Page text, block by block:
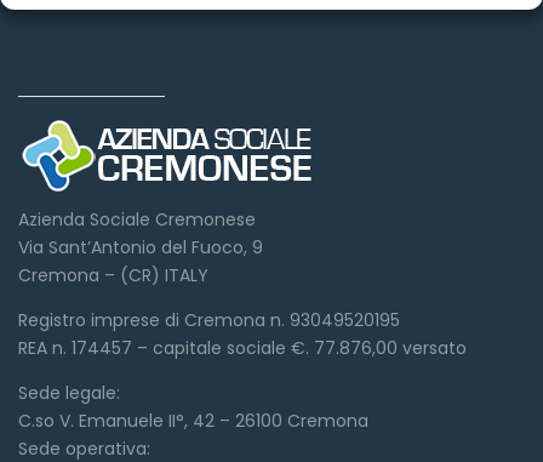
Azienda Sociale Cremonese
Via Sant’Antonio del Fuoco, 9
Cremona – (CR) ITALY
Registro imprese di Cremona n. 93049520195
REA n. 174457 – capitale sociale €. 77.876,00 versato
Sede legale:
C.so V. Emanuele II°, 42 – 26100 Cremona
Sede operativa: